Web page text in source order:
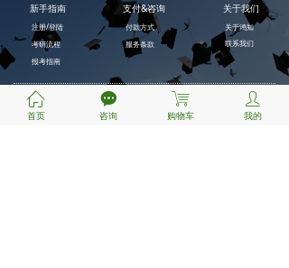
新手指南 支付&咨询 关于我们
注册/登陆
考研流程
报考指南
服务条款
付款方式
关于鸿知
联系我们
ꀇ
首页
끁
咨询
ꁈ
购物车
ꄑ
我的